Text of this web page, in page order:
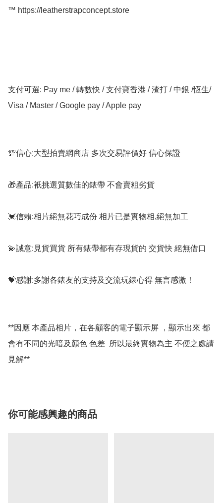
™️ https://leatherstrapconcept.store
支付可選: Pay me / 轉數快 / 支付寶香港 / 渣打 / 中銀 /恆生/
Visa / Master / Google pay / Apple pay
💯信心:大型拍賣網商店 多次交易評價好 信心保證
🎁產品:衹挑選質數佳的錶帶 不會賣粗劣貨
💓信賴:相片絕無花巧成份 相片已是實物相,絕無加工
💫誠意:見貨買貨 所有錶帶都有存現貨的 交貨快 絕無借口
💝感謝:多謝各錶友的支持及交流玩錶心得 無言感激！
**因應 本產品相片，在各顧客的電子顯示屏 ，顯示出來 都
會有不同的光喑及顏色 色差  所以最終實物為主 不便之處請
你可能感興趣的商品